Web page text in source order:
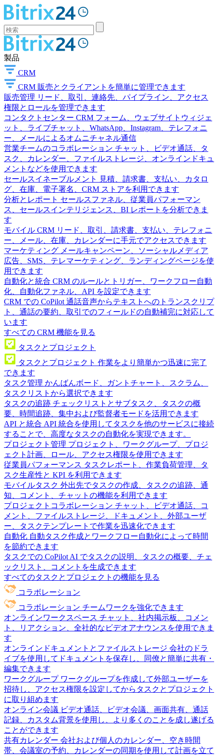
製品
CRM
CRM 販売とクライアントを簡単に管理できます
販売管理 リード、取引、連絡先、パイプライン、アクセス
権限とロールを管理できます
コンタクトセンター CRM フォーム、ウェブサイトウィジェ
ット、ライブチャット、WhatsApp、Instagram、テレフォニ
ー、メールによるオムニチャネル通信
営業チームのコラボレーション チャット、ビデオ通話、タ
スク、カレンダー、ファイルストレージ、オンラインドキュ
メントなどを使用できます
セールスイネーブルメント
見積、請求書、支払い、カタロ
グ、在庫、電子署名、CRM ストアを利用できます
分析とレポート セールスファネル、従業員パフォーマン
ス、セールスインテリジェンス、BI レポートを分析できま
す
モバイル CRM リード、取引、請求書、支払い、テレフォニ
ー、メール、在庫、カレンダーに手元でアクセスできます
マーケティング メールキャンペーン、ソーシャルメディア
広告、SMS、テレマーケティング、ランディングページを使
用できます
自動化と統合 CRM のルールとトリガー、ワークフロー自動
化、自動化ファネル、API を設定できます
CRM での CoPilot 通話音声からテキストへのトランスクリプ
ト、通話の要約、取引でのフィールドの自動補完に対応して
います
すべての CRM 機能を見る
タスクとプロジェクト
タスクとプロジェクト 作業をより簡単かつ迅速に完了
できます
タスク管理 かんばんボード、ガントチャート、スクラム、
タスクリストから選択できます
タスクの追跡 チェックリストとサブタスク、タスクの概
要、時間追跡、集中および監督者モードを活用できます
API と統合 API 統合を使用してタスクを他のサービスに接続
することで、高度なタスクの自動化を実現できます。
プロジェクト管理 プロジェクト、ワークグループ、プロジ
ェクト計画、ロール、アクセス権限を使用できます
従業員パフォーマンス タスクレポート、作業負荷管理、タ
スク生産性と KPI を利用できます
モバイルタスク 外出先でタスクの作成、タスクの追跡、通
知、コメント、チャットの機能を利用できます
プロジェクトコラボレーション チャット、ビデオ通話、コ
メント、ファイルストレージ、ドキュメント、外部ユーザ
ー、タスクテンプレートで作業を迅速化できます
自動化 自動タスク作成とワークフロー自動化によって時間
を節約できます
タスクでの CoPilot AI でタスクの説明、タスクの概要、チェ
ックリスト、コメントを生成できます
すべてのタスクとプロジェクトの機能を見る
コラボレーション
コラボレーション チームワークを強化できます
オンラインワークスペース チャット、社内掲示板、コメン
ト、リアクション、全社的なビデオアナウンスを使用できま
す
オンラインドキュメントとファイルストレージ 会社のドラ
イブを使用してドキュメントを保存し、同僚と簡単に共有・
編集できます
ワークグループ ワークグループを作成して外部ユーザーを
招待し、アクセス権限を設定してからタスクとプロジェクト
に取り組めます
オンライン会議 ビデオ通話、ビデオ会議、画面共有、通話
記録、カスタム背景を使用し、より多くのことを成し遂げる
ことができます
共有カレンダー 会社および個人のカレンダー、空き時間
帯、会議室の予約、カレンダーの同期を使用して計画を立て